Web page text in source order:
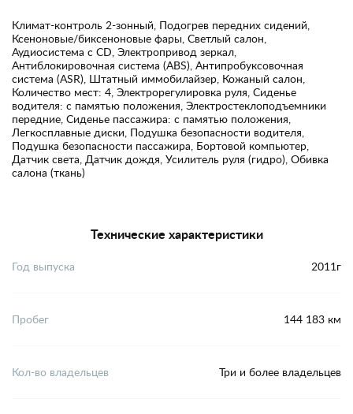
Климат-контроль 2-зонный, Подогрев передних сидений,
Ксеноновые/биксеноновые фары, Светлый салон,
Аудиосистема с CD, Электропривод зеркал,
Антиблокировочная система (ABS), Антипробуксовочная
система (ASR), Штатный иммобилайзер, Кожаный салон,
Количество мест: 4, Электрорегулировка руля, Сиденье
водителя: с памятью положения, Электростеклоподъемники
передние, Сиденье пассажира: с памятью положения,
Легкосплавные диски, Подушка безопасности водителя,
Подушка безопасности пассажира, Бортовой компьютер,
Датчик света, Датчик дождя, Усилитель руля (гидро), Обивка
салона (ткань)
Технические характеристики
Год выпуска 2011г
Пробег 144 183 км
Кол-во владельцев Три и более владельцев